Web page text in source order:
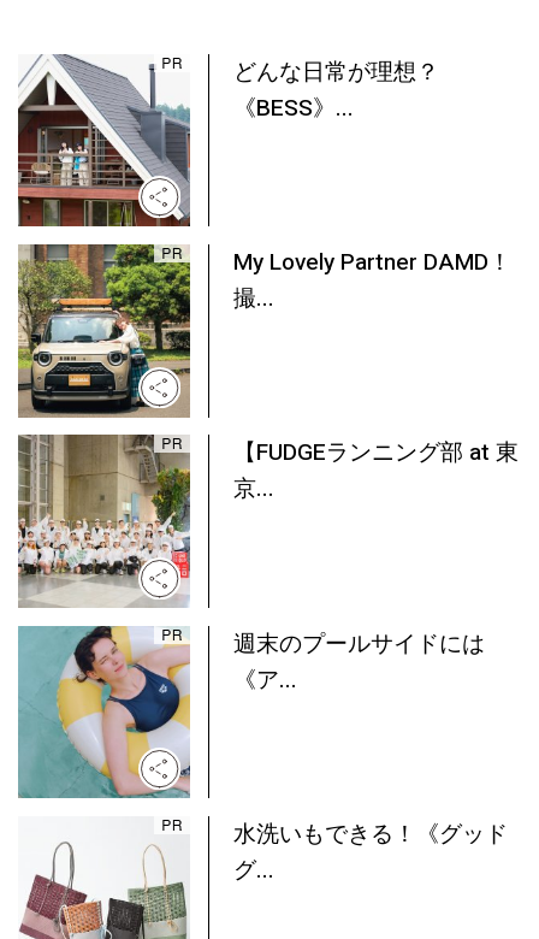
どんな日常が理想？
《BESS》...
My Lovely Partner DAMD！
撮...
【FUDGEランニング部 at 東
京...
週末のプールサイドには
《ア...
水洗いもできる！《グッド
グ...